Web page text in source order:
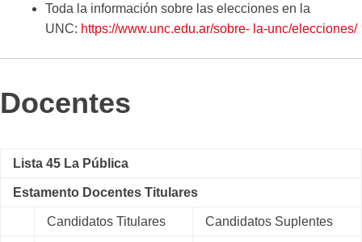
Toda la información sobre las elecciones en la
UNC: https://www.unc.edu.ar/sobre- la-unc/elecciones/
Docentes
Lista 45 La Pública
Estamento Docentes Titulares
Candidatos Titulares Candidatos Suplentes